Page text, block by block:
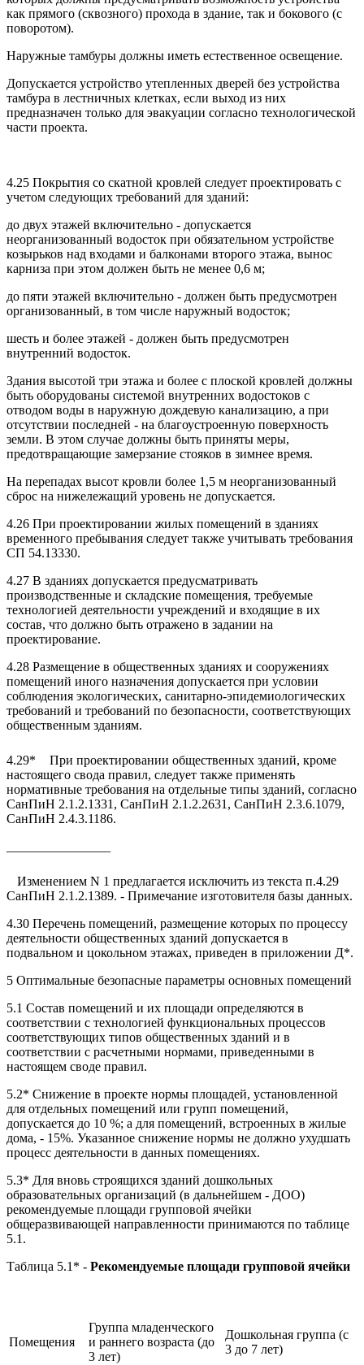
как прямого (сквозного) прохода в здание, так и бокового (с
поворотом).
Наружные тамбуры должны иметь естественное освещение.
Допускается устройство утепленных дверей без устройства
тамбура в лестничных клетках, если выход из них
предназначен только для эвакуации согласно технологической
части проекта.
4.25 Покрытия со скатной кровлей следует проектировать с
учетом следующих требований для зданий:
до двух этажей включительно - допускается
неорганизованный водосток при обязательном устройстве
козырьков над входами и балконами второго этажа, вынос
карниза при этом должен быть не менее 0,6 м;
до пяти этажей включительно - должен быть предусмотрен
организованный, в том числе наружный водосток;
шесть и более этажей - должен быть предусмотрен
внутренний водосток.
Здания высотой три этажа и более с плоской кровлей должны
быть оборудованы системой внутренних водостоков с
отводом воды в наружную дождевую канализацию, а при
отсутствии последней - на благоустроенную поверхность
земли. В этом случае должны быть приняты меры,
предотвращающие замерзание стояков в зимнее время.
На перепадах высот кровли более 1,5 м неорганизованный
сброс на нижележащий уровень не допускается.
4.26 При проектировании жилых помещений в зданиях
временного пребывания следует также учитывать требования
СП 54.13330.
4.27 В зданиях допускается предусматривать
производственные и складские помещения, требуемые
технологией деятельности учреждений и входящие в их
состав, что должно быть отражено в задании на
проектирование.
4.28 Размещение в общественных зданиях и сооружениях
помещений иного назначения допускается при условии
соблюдения экологических, санитарно-эпидемиологических
требований и требований по безопасности, соответствующих
общественным зданиям.
4.29*
При проектировании общественных зданий, кроме
настоящего свода правил, следует также применять
нормативные требования на отдельные типы зданий, согласно
СанПиН 2.1.2.1331, СанПиН 2.1.2.2631, СанПиН 2.3.6.1079,
СанПиН 2.4.3.1186.
Изменением N 1 предлагается исключить из текста п.4.29
СанПиН 2.1.2.1389. - Примечание изготовителя базы данных.
4.30 Перечень помещений, размещение которых по процессу
деятельности общественных зданий допускается в
подвальном и цокольном этажах, приведен в приложении Д*.
5 Оптимальные безопасные параметры основных помещений
5.1 Состав помещений и их площади определяются в
соответствии с технологией функциональных процессов
соответствующих типов общественных зданий и в
соответствии с расчетными нормами, приведенными в
настоящем своде правил.
5.2* Снижение в проекте нормы площадей, установленной
для отдельных помещений или групп помещений,
допускается до 10 %; а для помещений, встроенных в жилые
дома, - 15%. Указанное снижение нормы не должно ухудшать
процесс деятельности в данных помещениях.
5.3* Для вновь строящихся зданий дошкольных
образовательных организаций (в дальнейшем - ДОО)
рекомендуемые площади групповой ячейки
общеразвивающей направленности принимаются по таблице
5.1.
Таблица 5.1* - Рекомендуемые площади групповой ячейки
Помещения
Группа младенческого
и раннего возраста (до
3 лет)
Дошкольная группа (с
3 до 7 лет)